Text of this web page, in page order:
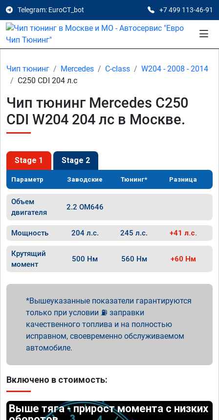
Telegram: EuroCT_bot +7 499 113-46-91
Чип тюнинг Mercedes C-class
W204 - 2008 - 2014
C250 CDI 204 л.с
Чип тюнинг Mercedes C250
CDI W204 204 лс в Москве.
Stage 1 Stage 2
Параметр Заводские Тюнинг* Разница
Объем
двигателя
2.2 OM646
Мощность 204 л.с. 245 л.с. +41 л.с.
Крутящий
момент
500 Нм 560 Нм +60 Нм
Вышеуказанные показатели гарантируются
только при условии ⛽ заправки
качественного топлива и на полностью
исправном, своевременно обслуживаемом
автомобиле.
Включено в стоимость:
Выше тяга - прирост момента с низких